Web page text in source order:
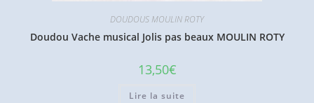
DOUDOUS MOULIN ROTY
Doudou Vache musical Jolis pas beaux MOULIN ROTY
13,50€
Lire la suite